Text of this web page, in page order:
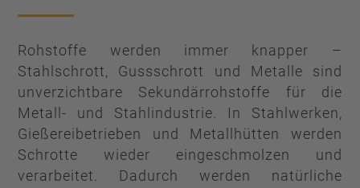
Rohstoffe werden immer knapper –
Stahlschrott, Gussschrott und Metalle sind
unverzichtbare Sekundärrohstoffe für die
Metall- und Stahlindustrie. In Stahlwerken,
Gießereibetrieben und Metallhütten werden
Schrotte wieder eingeschmolzen und
verarbeitet. Dadurch werden natürliche